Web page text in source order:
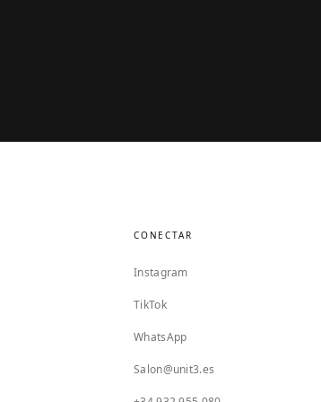
CONECTAR
Instagram
TikTok
WhatsApp
Salon@unit3.es